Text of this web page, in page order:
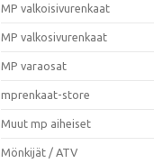
MP valkoisivurenkaat
MP valkosivurenkaat
MP varaosat
mprenkaat-store
Muut mp aiheiset
Mönkijät / ATV